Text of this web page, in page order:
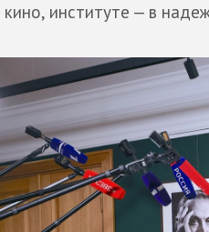
институте — в